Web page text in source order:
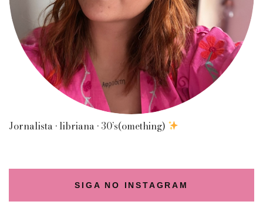
Jornalista • libriana • 30’s(omething)
SIGA NO INSTAGRAM